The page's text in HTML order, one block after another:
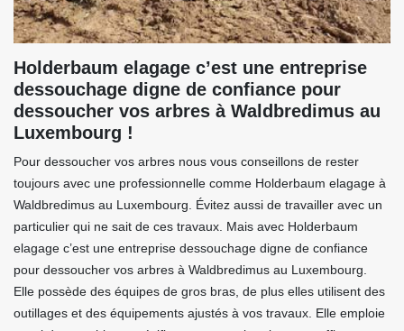
Holderbaum elagage c’est une entreprise
dessouchage digne de confiance pour
dessoucher vos arbres à Waldbredimus au
Luxembourg !
Pour dessoucher vos arbres nous vous conseillons de rester
toujours avec une professionnelle comme Holderbaum elagage à
Waldbredimus au Luxembourg. Évitez aussi de travailler avec un
particulier qui ne sait de ces travaux. Mais avec Holderbaum
elagage c’est une entreprise dessouchage digne de confiance
pour dessoucher vos arbres à Waldbredimus au Luxembourg.
Elle possède des équipes de gros bras, de plus elles utilisent des
outillages et des équipements ajustés à vos travaux. Elle emploie